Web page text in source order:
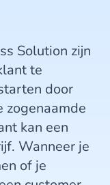
Solution zijn
te
door
zogenaamde
kan een
Wanneer je
of je